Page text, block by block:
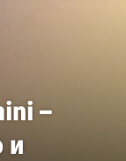
–
и